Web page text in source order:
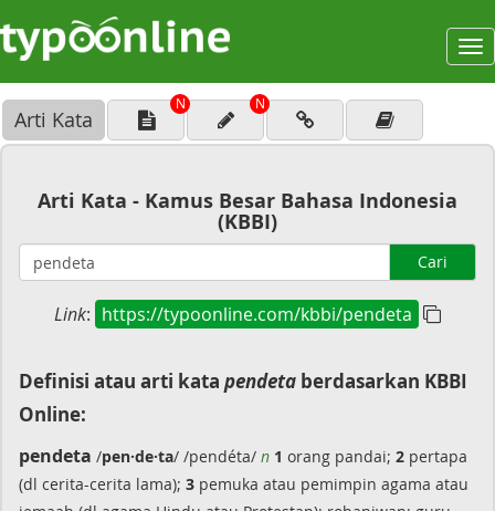
Arti Kata
N N
Arti Kata - Kamus Besar Bahasa Indonesia
(KBBI)
Cari
Link: https://typoonline.com/kbbi/pendeta
Definisi atau arti kata pendeta berdasarkan KBBI
Online:
pendeta /pen·de·ta/ /pendéta/ n 1 orang pandai; 2 pertapa
(dl cerita-cerita lama); 3 pemuka atau pemimpin agama atau